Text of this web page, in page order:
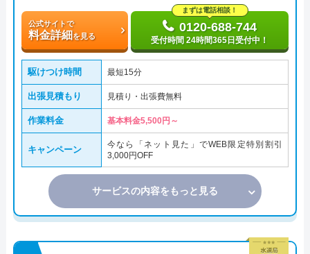
公式サイトで
料金詳細を見る
まずは電話相談！
0120-688-744
受付時間 24時間365日受付中！
駆けつけ時間 最短15分
出張見積もり 見積り・出張費無料
作業料金 基本料金5,500円～
キャンペーン
今なら「ネット見た」でWEB限定特別割引
3,000円OFF
サービスの内容をもっと見る